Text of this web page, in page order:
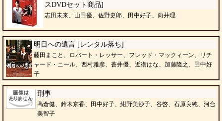
スDVDセット商品]
志田未来、山田優、佐野史郎、田中好子、向井理
明日への遺言 [レンタル落ち]
藤田まこと、ロバート・レッサー、フレッド・マックィーン、リチ
ャード・ニール、西村雅彦、蒼井優、近衛はな、加藤隆之、田中好
子
刑事
高倉健、鈴木京香、田中好子、紺野美沙子、谷啓、石原良純、河合
美智子